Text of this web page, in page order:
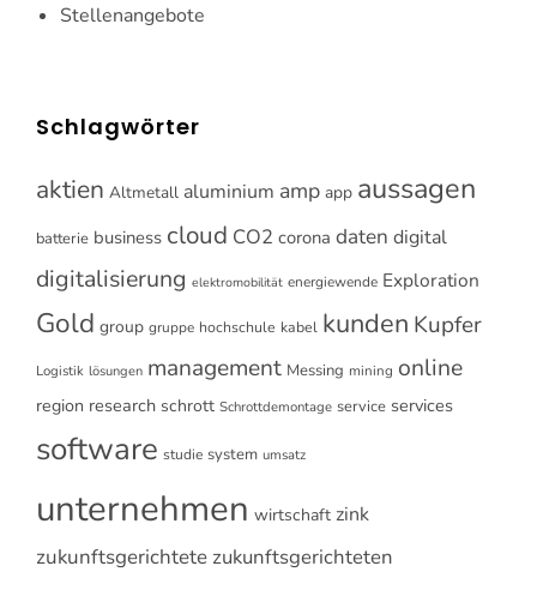
Stellenangebote
Schlagwörter
aktien Altmetall aluminium amp app aussagen
batterie business cloud CO2 corona daten digital
digitalisierung elektromobilität energiewende Exploration
Gold group gruppe hochschule kabel kunden Kupfer
Logistik lösungen management Messing mining online
region research schrott Schrottdemontage service services
software studie system umsatz
unternehmen wirtschaft zink
zukunftsgerichtete zukunftsgerichteten